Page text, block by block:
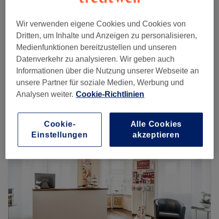
Augenbrauen färben
10 Min.
10 €
Wimpern färben
10 Min.
Schnellansicht Saloninfos
Dienstag
09:00–19:00
Mittwoch
09:00–19:00
Donnerstag
09:00–19:00
09:00
Sonntag
Geschlossen
Beauté Sommelière by Amié- Lée – Ein Ort für Schönheit,
Wir verwenden eigene Cookies und Cookies von
Dritten, um Inhalte und Anzeigen zu personalisieren,
Medienfunktionen bereitzustellen und unseren
Datenverkehr zu analysieren. Wir geben auch
Informationen über die Nutzung unserer Webseite an
unsere Partner für soziale Medien, Werbung und
Analysen weiter. Cookie-Richtlinien
Cookie-
Einstellungen
Alle Cookies
akzeptieren